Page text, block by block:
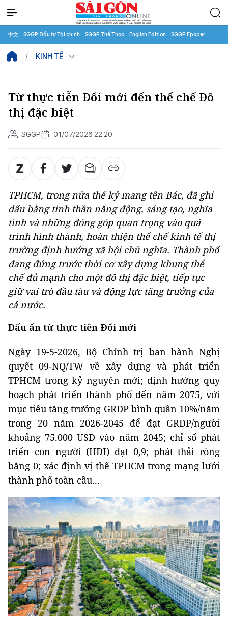
中文 SGGP Đầu tư Tài chính SGGP Thể Thao English Edition SGGP Epaper
KINH TẾ
Từ thực tiễn Đổi mới đến thể chế Đô
thị đặc biệt
SGGP 01/07/2026 22:20
TPHCM, trong nửa thế kỷ mang tên Bác, đã ghi
dấu bằng tinh thần năng động, sáng tạo, nghĩa
tình và những đóng góp quan trọng vào quá
trình hình thành, hoàn thiện thể chế kinh tế thị
trường định hướng xã hội chủ nghĩa. Thành phố
đang đứng trước thời cơ xây dựng khung thể
chế đủ mạnh cho một đô thị đặc biệt, tiếp tục
giữ vai trò đầu tàu và động lực tăng trưởng của
cả nước.
Dấu ấn từ thực tiễn Đổi mới
Ngày 19-5-2026, Bộ Chính trị ban hành Nghị
quyết 09-NQ/TW về xây dựng và phát triển
TPHCM trong kỷ nguyên mới; định hướng quy
hoạch phát triển thành phố đến năm 2075, với
mục tiêu tăng trưởng GRDP bình quân 10%/năm
trong 20 năm 2026-2045 để đạt GRDP/người
khoảng 75.000 USD vào năm 2045; chỉ số phát
triển con người (HDI) đạt 0,9; phát thải ròng
bằng 0; xác định vị thế TPHCM trong mạng lưới
thành phố toàn cầu...